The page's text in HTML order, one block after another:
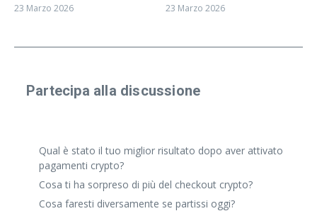
23 Marzo 2026 23 Marzo 2026
Partecipa alla discussione
Qual è stato il tuo miglior risultato dopo aver attivato
pagamenti crypto?
Cosa ti ha sorpreso di più del checkout crypto?
Cosa faresti diversamente se partissi oggi?